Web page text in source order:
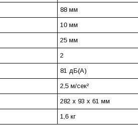
88 мм
10 мм
25 мм
2
81 дБ(А)
2,5 м/сек²
282 x 93 x 61 мм
1,6 кг